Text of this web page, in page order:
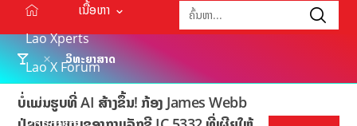
ເນື້ອຫາ
Lao Xperts
Lao X Forum
ວິດີໂອ
ວິທະຍາສາດ
ບໍ່ແມ່ນຮູບທີ່ AI ສ້າງຂຶ້ນ! ກ້ອງ James Webb